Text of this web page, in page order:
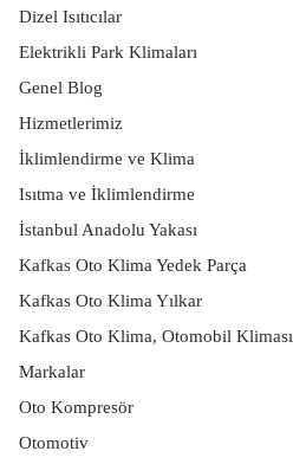
Dizel Isıtıcılar
Elektrikli Park Klimaları
Genel Blog
Hizmetlerimiz
İklimlendirme ve Klima
Isıtma ve İklimlendirme
İstanbul Anadolu Yakası
Kafkas Oto Klima Yedek Parça
Kafkas Oto Klima Yılkar
Kafkas Oto Klima, Otomobil Kliması
Markalar
Oto Kompresör
Otomotiv